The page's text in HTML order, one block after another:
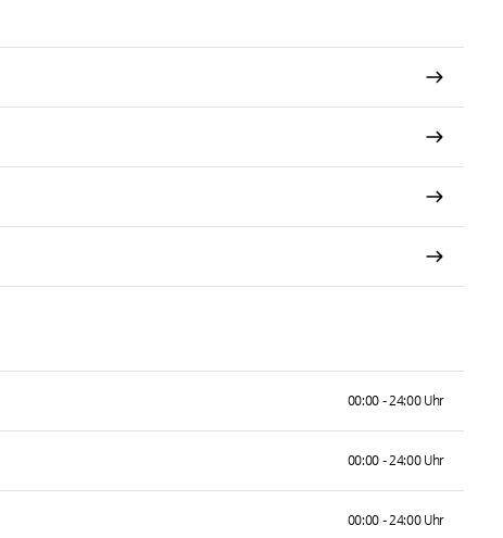
00:00 - 24:00 Uhr
00:00 - 24:00 Uhr
00:00 - 24:00 Uhr